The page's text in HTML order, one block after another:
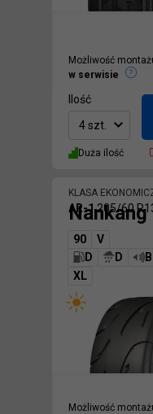
Możliwość
w serwisie
Ilość
4 szt.
Duża ilość
KLASA
Nankang
AR-1 205/60
90
V
D
D
XL
Możliwość